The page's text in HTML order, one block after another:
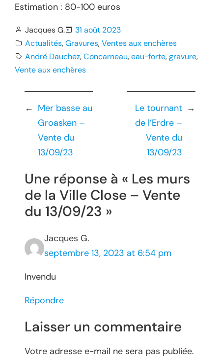
Estimation : 80-100 euros
Jacques G.
31 août 2023
Actualités, Gravures, Ventes aux enchères
André Dauchez, Concarneau, eau-forte, gravure,
Vente aux enchères
← Mer basse au
Groasken –
Vente du
13/09/23
→
Le tournant
de l’Erdre –
Vente du
13/09/23
Une réponse à « Les murs
de la Ville Close – Vente
du 13/09/23 »
Jacques G.
septembre 13, 2023 at 6:54 pm
Invendu
Répondre
Laisser un commentaire
Votre adresse e-mail ne sera pas publiée.